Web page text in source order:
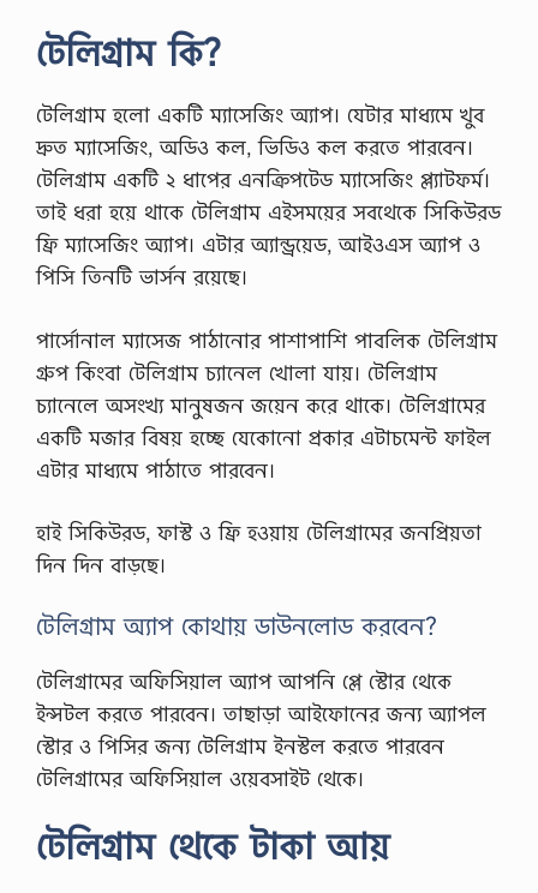
টেলিগ্রাম কি?
টেলিগ্রাম হলো একটি ম্যাসেজিং অ্যাপ। যেটার মাধ্যমে খুব
দ্রুত ম্যাসেজিং, অডিও কল, ভিডিও কল করতে পারবেন।
টেলিগ্রাম একটি ২ ধাপের এনক্রিপটেড ম্যাসেজিং প্ল্যাটফর্ম।
তাই ধরা হয়ে থাকে টেলিগ্রাম এইসময়ের সবথেকে সিকিউরড
ফ্রি ম্যাসেজিং অ্যাপ। এটার অ্যান্ড্রয়েড, আইওএস অ্যাপ ও
পিসি তিনটি ভার্সন রয়েছে।
পার্সোনাল ম্যাসেজ পাঠানোর পাশাপাশি পাবলিক টেলিগ্রাম
গ্রুপ কিংবা টেলিগ্রাম চ্যানেল খোলা যায়। টেলিগ্রাম
চ্যানেলে অসংখ্য মানুষজন জয়েন করে থাকে। টেলিগ্রামের
একটি মজার বিষয় হচ্ছে যেকোনো প্রকার এটাচমেন্ট ফাইল
এটার মাধ্যমে পাঠাতে পারবেন।
হাই সিকিউরড, ফাস্ট ও ফ্রি হওয়ায় টেলিগ্রামের জনপ্রিয়তা
দিন দিন বাড়ছে।
টেলিগ্রাম অ্যাপ কোথায় ডাউনলোড করবেন?
টেলিগ্রামের অফিসিয়াল অ্যাপ আপনি প্লে স্টোর থেকে
ইন্সটল করতে পারবেন। তাছাড়া আইফোনের জন্য অ্যাপল
স্টোর ও পিসির জন্য টেলিগ্রাম ইনস্টল করতে পারবেন
টেলিগ্রামের অফিসিয়াল ওয়েবসাইট থেকে।
টেলিগ্রাম থেকে টাকা আয়